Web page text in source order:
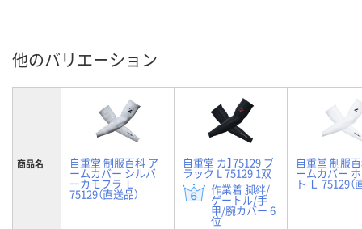
他のバリエーション
商品名 自重堂 制服百科 ア
ームカバー シルバ
ーカモフラ Ｌ
75129（直送品）
自重堂 カ】75129 ブ
ラック L 75129 1双
作業着 脚絆/
ゲートル/手
甲/腕カバー 6
位
自重堂 制服
ームカバー
ト Ｌ 75129（